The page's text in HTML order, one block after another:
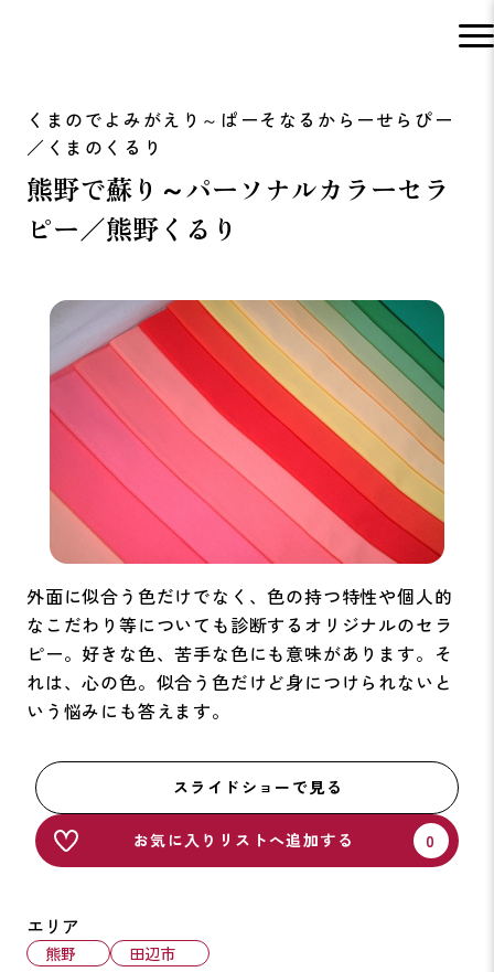
熊野で蘇り～パーソナルカラーセラ
ピー／熊野くるり
外面に似合う色だけでなく、色の持つ特性や個人的
なこだわり等についても診断するオリジナルのセラ
ピー。好きな色、苦手な色にも意味があります。そ
れは、心の色。似合う色だけど身につけられないと
いう悩みにも答えます。
スライドショーで見る
お気に入りリストへ追加する
エリア
熊野 田辺市